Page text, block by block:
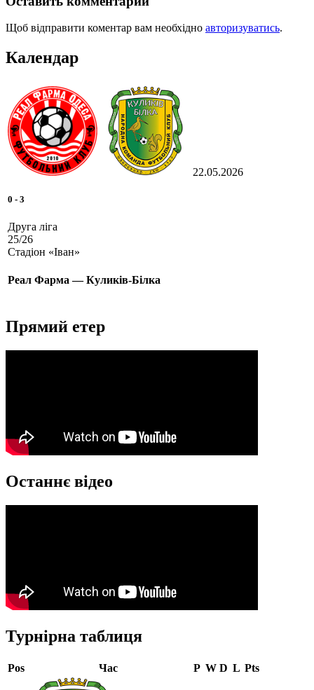
Щоб відправити коментар вам необхідно авторизуватись.
Календар
22.05.2026
0 - 3
Друга ліга
25/26
Стадіон «Іван»
Реал Фарма — Куликів-Білка
Прямий етер
Останнє відео
Турнірна таблиця
Pos Час P W D L Pts